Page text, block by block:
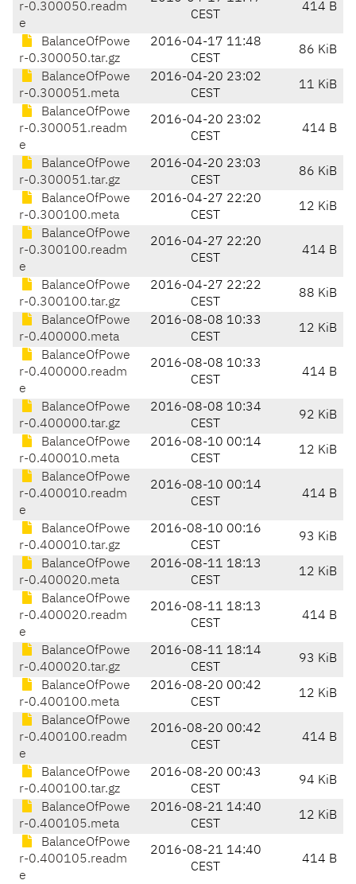
r-0.300050.readm
e
CEST
414 B
BalanceOfPowe
r-0.300050.tar.gz
2016-04-17 11:48
CEST
86 KiB
BalanceOfPowe
r-0.300051.meta
2016-04-20 23:02
CEST
11 KiB
BalanceOfPowe
r-0.300051.readm
e
2016-04-20 23:02
CEST
414 B
BalanceOfPowe
r-0.300051.tar.gz
2016-04-20 23:03
CEST
86 KiB
BalanceOfPowe
r-0.300100.meta
2016-04-27 22:20
CEST
12 KiB
BalanceOfPowe
r-0.300100.readm
e
2016-04-27 22:20
CEST
414 B
BalanceOfPowe
r-0.300100.tar.gz
2016-04-27 22:22
CEST
88 KiB
BalanceOfPowe
r-0.400000.meta
2016-08-08 10:33
CEST
12 KiB
BalanceOfPowe
r-0.400000.readm
e
2016-08-08 10:33
CEST
414 B
BalanceOfPowe
r-0.400000.tar.gz
2016-08-08 10:34
CEST
92 KiB
BalanceOfPowe
r-0.400010.meta
2016-08-10 00:14
CEST
12 KiB
BalanceOfPowe
r-0.400010.readm
e
2016-08-10 00:14
CEST
414 B
BalanceOfPowe
r-0.400010.tar.gz
2016-08-10 00:16
CEST
93 KiB
BalanceOfPowe
r-0.400020.meta
2016-08-11 18:13
CEST
12 KiB
BalanceOfPowe
r-0.400020.readm
e
2016-08-11 18:13
CEST
414 B
BalanceOfPowe
r-0.400020.tar.gz
2016-08-11 18:14
CEST
93 KiB
BalanceOfPowe
r-0.400100.meta
2016-08-20 00:42
CEST
12 KiB
BalanceOfPowe
r-0.400100.readm
e
2016-08-20 00:42
CEST
414 B
BalanceOfPowe
r-0.400100.tar.gz
2016-08-20 00:43
CEST
94 KiB
BalanceOfPowe
r-0.400105.meta
2016-08-21 14:40
CEST
12 KiB
BalanceOfPowe
r-0.400105.readm
e
2016-08-21 14:40
CEST
414 B